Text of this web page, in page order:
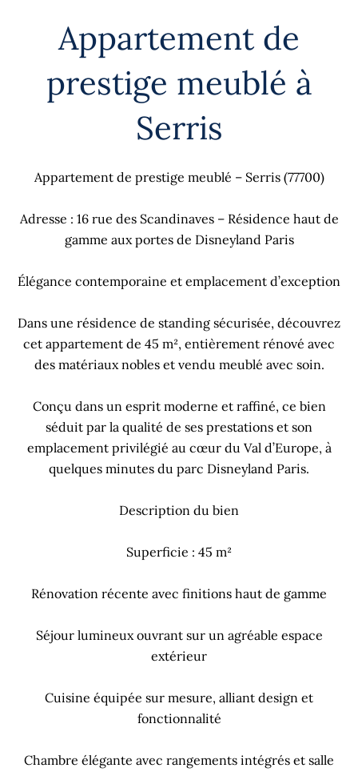
Appartement de
prestige meublé à
Serris
Appartement de prestige meublé – Serris (77700)
Adresse : 16 rue des Scandinaves – Résidence haut de
gamme aux portes de Disneyland Paris
Élégance contemporaine et emplacement d’exception
Dans une résidence de standing sécurisée, découvrez
cet appartement de 45 m², entièrement rénové avec
des matériaux nobles et vendu meublé avec soin.
Conçu dans un esprit moderne et raffiné, ce bien
séduit par la qualité de ses prestations et son
emplacement privilégié au cœur du Val d’Europe, à
quelques minutes du parc Disneyland Paris.
Description du bien
Superficie : 45 m²
Rénovation récente avec finitions haut de gamme
Séjour lumineux ouvrant sur un agréable espace
extérieur
Cuisine équipée sur mesure, alliant design et
fonctionnalité
Chambre élégante avec rangements intégrés et salle